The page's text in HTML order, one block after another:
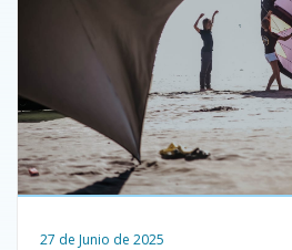
27 de Junio de 2025